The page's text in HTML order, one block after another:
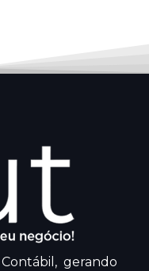
gerando